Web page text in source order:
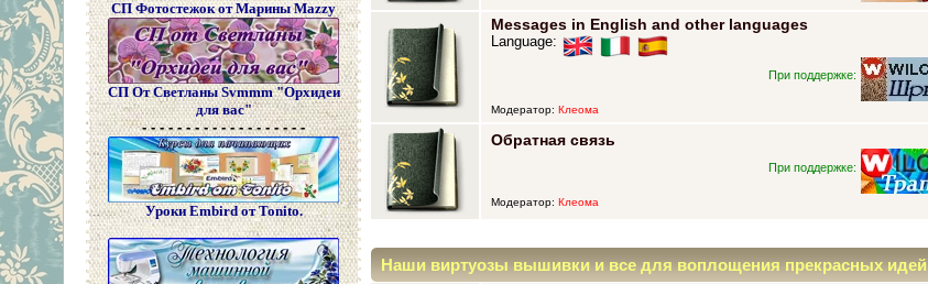
СП Фотостежок от Марины Mazzy
СП От Светланы Svmmm "Орхидеи
для вас"
- - - - - - - - - - - - - - - - - - -
Уроки Embird от Tonito.
Messages in English and other languages
Language:
При поддержке:
Модератор: Клеома
Обратная связь
При поддержке:
Модератор: Клеома
Наши виртуозы вышивки и все для воплощения прекрасных идей